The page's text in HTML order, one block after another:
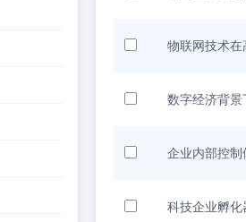
物联网技术
数字经济背
企业内部控
科技企业孵